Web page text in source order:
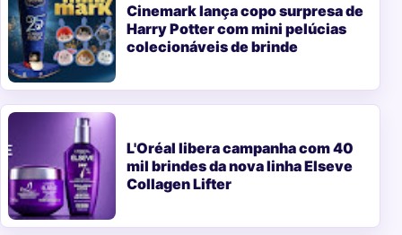
Cinemark lança copo surpresa de
Harry Potter com mini pelúcias
colecionáveis de brinde
L'Oréal libera campanha com 40
mil brindes da nova linha Elseve
Collagen Lifter